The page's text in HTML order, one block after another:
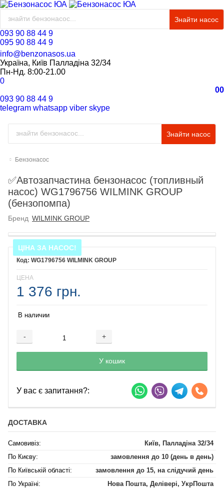
Знайти насос
093 90 88 44 9
095 90 88 44 9
info@benzonasos.ua
Україна, Київ Палладіна 32/34
Пн-Нд. 8:00-21.00
0
00
093 90 88 44 9
telegram whatsapp viber skype
Знайти насос
Бензонасос
✅Автозапчастина бензонасос (топливный
насос) WG1796756 WILMINK GROUP
(бензопомпа)
Бренд WILMINK GROUP
ЦІНА ЗА НАСОС!
WG1796756 WILMINK GROUP
ЦЕНА
1 376 грн.
В наличии
- +
Добавляется...
У кошик
Добавлен
У вас є запитання?:
ДОСТАВКА
Самовивіз:
Київ, Палладіна 32/34
По Києву:
замовлення до 10 (день в день)
По Київській області:
замовлення до 15, на слідучий день
По Україні:
Нова Пошта, Делівері, УкрПошта